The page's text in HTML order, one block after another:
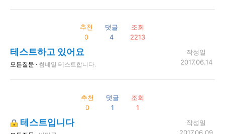
추천
0
댓글
4
조회
2213
테스트하고 있어요
모든질문 · 썸네일 테스트합니다.
작성일
2017.06.14
추천
0
댓글
1
조회
1
테스트입니다
작성일
2017.06.09